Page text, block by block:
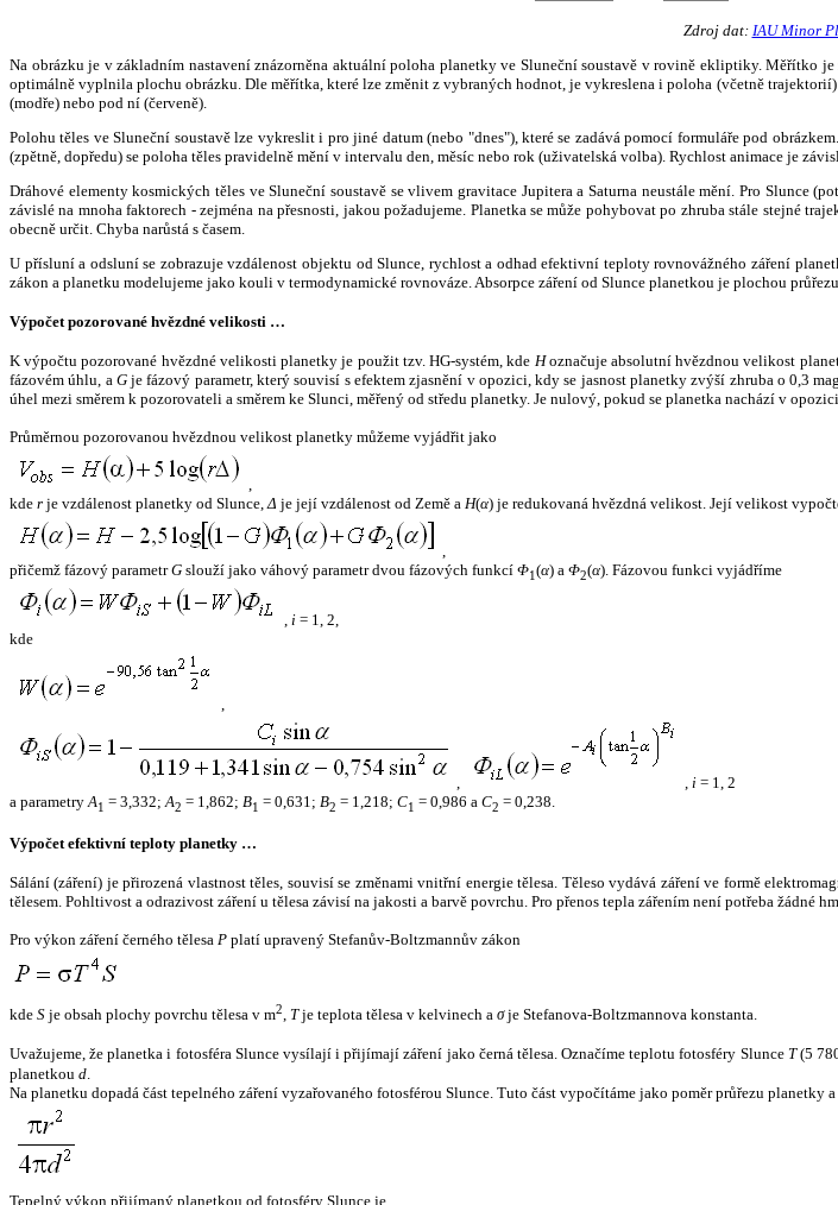
Zdroj dat: IAU Minor
Na obrázku je v základním nastavení znázorněna aktuální poloha planetky ve Sluneční soustavě v rovině ekliptiky.
optimálně vyplnila plochu obrázku. Dle měřítka, které lze změnit z vybraných hodnot, je vykreslena i poloha (včetně
(modře) nebo pod ní (červeně).
Polohu těles ve Sluneční soustavě lze vykreslit i pro jiné datum (nebo "dnes"), které se zadává pomocí formuláře pod
(zpětně, dopředu) se poloha těles pravidelně mění v intervalu den, měsíc nebo rok (uživatelská volba). Rychlost animace je
Dráhové elementy kosmických těles ve Sluneční soustavě se vlivem gravitace Jupitera a Saturna neustále mění. Pro
závislé na mnoha faktorech - zejména na přesnosti, jakou požadujeme. Planetka se může pohybovat po zhruba stále stejné
obecně určit. Chyba narůstá s časem.
U přísluní a odsluní se zobrazuje vzdálenost objektu od Slunce, rychlost a odhad efektivní teploty rovnovážného záření
zákon a planetku modelujeme jako kouli v termodynamické rovnováze. Absorpce záření od Slunce planetkou je plochou
Výpočet pozorované hvězdné velikosti …
K výpočtu pozorované hvězdné velikosti planetky je použit tzv. HG-systém, kde Hoznačuje absolutní hvězdnou velikost
fázovém úhlu, a Gje fázový parametr, který souvisí s efektem zjasnění v opozici, kdy se jasnost planetky zvýší zhruba o 0,3
úhel mezi směrem k pozorovateli a směrem ke Slunci, měřený od středu planetky. Je nulový, pokud se planetka nachází v
Průměrnou pozorovanou hvězdnou velikost planetky můžeme vyjádřit jako
,
kde r je vzdálenost planetky od Slunce,Δ je její vzdálenost od Země a H(α) je redukovaná hvězdná velikost. Její velikost
,
přičemž fázový parametrG slouží jako váhový parametr dvou fázových funkcí Φ1(α) a Φ2(α). Fázovou funkci vyjádříme
, i = 1, 2,
kde
,
, , i = 1, 2
a parametryA1 = 3,332;A2 = 1,862; B1 = 0,631; B2 = 1,218; C1 = 0,986 a C2 = 0,238.
Výpočet efektivní teploty planetky …
Sálání (záření) je přirozená vlastnost těles, souvisí se změnami vnitřní energie tělesa. Těleso vydává záření ve formě
tělesem. Pohltivost a odrazivost záření u tělesa závisí na jakosti a barvě povrchu. Pro přenos tepla zářením není potřeba žádné
Pro výkon záření černého tělesa P platí upravený Stefanův-Boltzmannův zákon
kde S je obsah plochy povrchu tělesa v m2, Tje teplota tělesa v kelvinech a σje Stefanova-Boltzmannova konstanta.
Uvažujeme, že planetka i fotosféra Slunce vysílají i přijímají záření jako černá tělesa. Označíme teplotu fotosféry Slunce T(5
planetkou d.
Na planetku dopadá část tepelného záření vyzařovaného fotosférou Slunce. Tuto část vypočítáme jako poměr průřezu planetky
Tepelný výkon přijímaný planetkou od fotosféry Slunce je